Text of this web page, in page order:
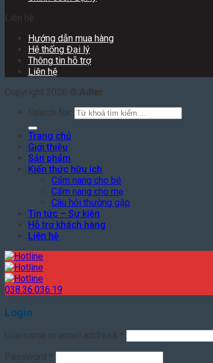
Liên hệ
Hướng dẫn mua hàng
Hệ thống Đại lý
Thông tin hỗ trợ
Liên hệ
Copyright 2026 © Adler
Search for:
Trang chủ
Giới thiệu
Sản phẩm
Kiến thức hữu ích
Cẩm nang cho bé
Cẩm nang cho mẹ
Câu hỏi thường gặp
Tin tức – Sự kiện
Hỗ trợ khách hàng
Liên hệ
038.36.036.19
Login
Username or email address *
Password *